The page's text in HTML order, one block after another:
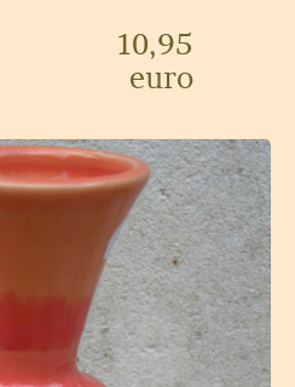
10,95
euro